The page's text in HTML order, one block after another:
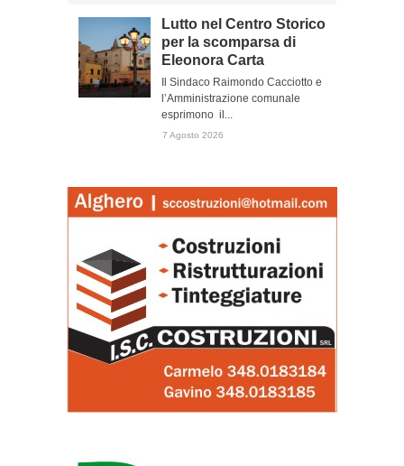
Lutto nel Centro Storico
per la scomparsa di
Eleonora Carta
Il Sindaco Raimondo Cacciotto e
l’Amministrazione comunale
esprimono il...
7 Agosto 2026